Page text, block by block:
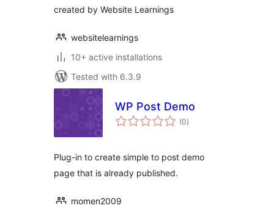
created by Website Learnings
websitelearnings
10+ active installations
Tested with 6.3.9
WP Post Demo
(0total
ratings
)
Plug-in to create simple to post demo
page that is already published.
momen2009